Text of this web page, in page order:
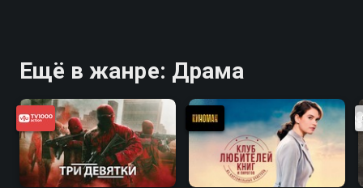
Ещё в жанре: Драма